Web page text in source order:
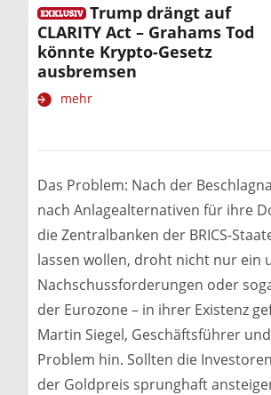
Trump drängt auf
CLARITY Act – Grahams Tod
könnte Krypto-Gesetz
ausbremsen
mehr
Das Problem: Nach der
nach Anlagealternativen für ihre
die Zentralbanken der BRICS-
lassen wollen, droht nicht nur ein
Nachschussforderungen oder
der Eurozone – in ihrer Existenz
Martin Siegel, Geschäftsführer
Problem hin. Sollten die
der Goldpreis sprunghaft